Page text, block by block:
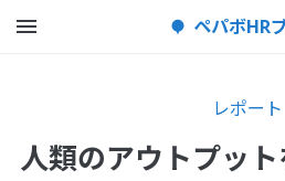
ペパボHR
レポート
人類のアウトプッ